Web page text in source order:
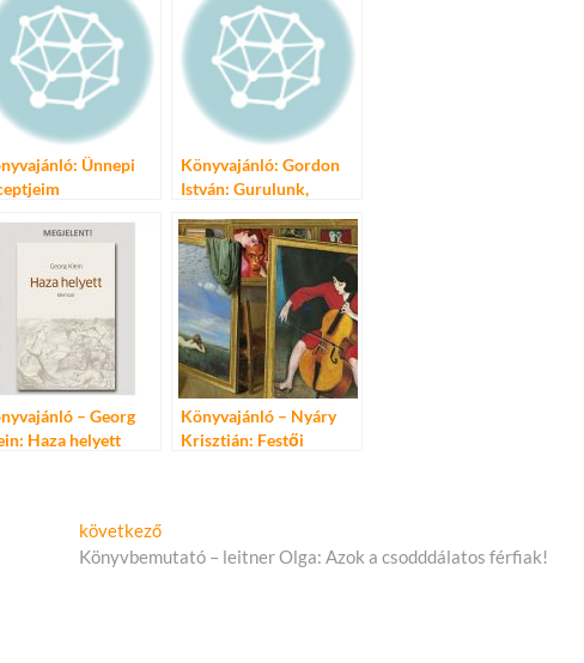
Ünnepi
Könyvajánló: Gordon
István: Gurulunk,
– Georg
Haza helyett
Könyvajánló – Nyáry
Krisztián: Festői
következőKövetkező
cikk:
Könyvbemutató – leitner Olga: Azok a csodddálatos férfiak!